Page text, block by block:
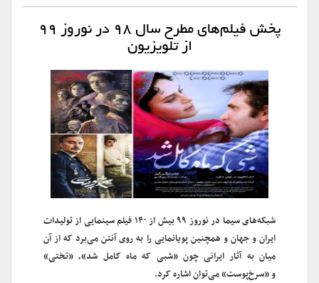
پخش فیلم‌های مطرح سال ۹۸ در نوروز ۹۹
از تلویزیون
شبکه‌های سیما در نوروز ۹۹ بیش از ۱۴۰ فیلم سینمایی از تولیدات
ایران و جهان و همچنین پویانمایی را به روی آنتن می‌برد که از آن
میان به آثار ایرانی چون «شبی که ماه کامل شد»، «تختی»
و «سرخ‌پوست» می‌توان اشاره کرد.